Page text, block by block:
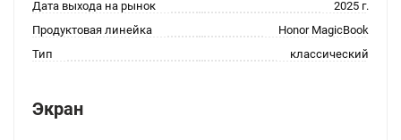
Дата выхода на рынок
2025 г.
Продуктовая линейка
Honor MagicBook
Тип
классический
Экран